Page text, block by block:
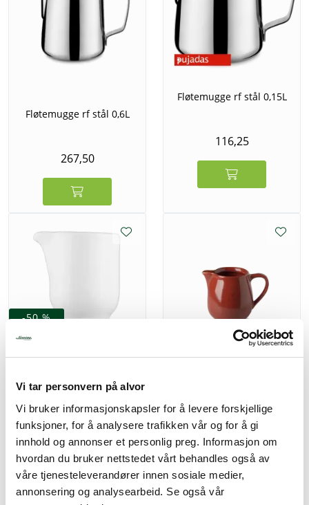
Vi tar personvern på alvor
Vi bruker informasjonskapsler for å levere forskjellige
funksjoner, for å analysere trafikken vår og for å gi
innhold og annonser et personlig preg. Informasjon om
hvordan du bruker nettstedet vårt behandles også av
våre tjenesteleverandører innen sosiale medier,
annonsering og analysearbeid. Se også vår
Fløtemugge rf stål 0,6L
267,50
Fløtemugge rf stål 0,15L
116,25
fløtemugge 30 cl
127,50
-50 %
311,25
49,00